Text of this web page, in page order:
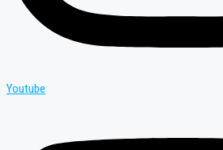
Youtube